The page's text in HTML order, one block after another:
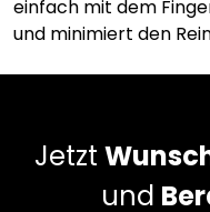
einfach mit dem
und minimiert den
Jetzt
und